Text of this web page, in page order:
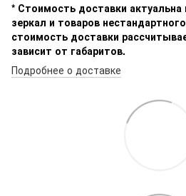
* Стоимость доставки
зеркал и товаров
стоимость доставки
зависит от габаритов.
Подробнее о доставке